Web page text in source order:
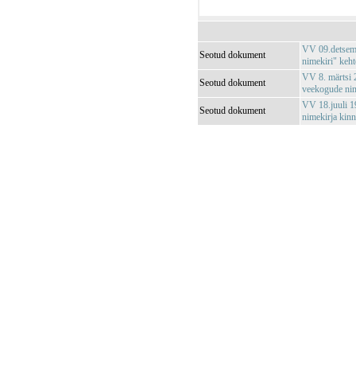
Seotud dokument
VV
nimekiri"
Seotud dokument
VV 8. märtsi
veekogude
Seotud dokument
VV 18.juuli
nimekirja